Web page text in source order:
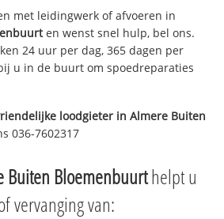
met leidingwerk of afvoeren in
en wenst snel hulp, bel ons.
24 uur per dag, 365 dagen per
u in de buurt om spoedreparaties
loodgieter inAlmere Buiten
036-7602317
Buiten Bloemenbuurthelpt u
vervanging van: